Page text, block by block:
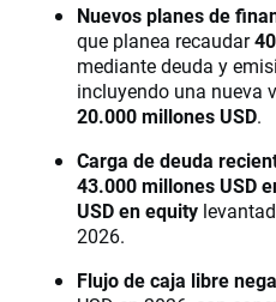
Nuevos planes de
que planea recaudar
mediante deuda y
incluyendo una nueva
20.000 millones USD.
Carga de deuda
43.000 millones USD
USD en equity
2026.
Flujo de caja libre